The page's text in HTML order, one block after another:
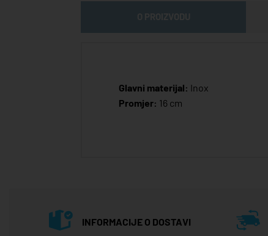
Glavni materijal: Inox
Promjer: 16 cm
INFORMACIJE O DOSTAVI